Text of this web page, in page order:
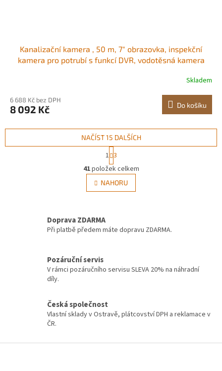
Kanalizační kamera , 50 m, 7" obrazovka, inspekční
kamera pro potrubí s funkcí DVR, vodotěsná kamera
pro kanalizační potrubí, potrubí, odtokové potrubíSkladem
6 688 Kč bez DPH
8 092 Kč Do košíku
O
v
l
á
í
k
i
NAČÍST 15 DALŠÍCH
t
r
á
n
k
n
í
1 3
41položek celkem
NAHORU
Doprava ZDARMA
Při platbě předem máte dopravu ZDARMA.
Pozáruční servis
V rámci pozáručního servisu SLEVA 20% na náhradní
díly.
Česká společnost
Vlastní sklady v Ostravě, plátcovství DPH a reklamace v
ČR.